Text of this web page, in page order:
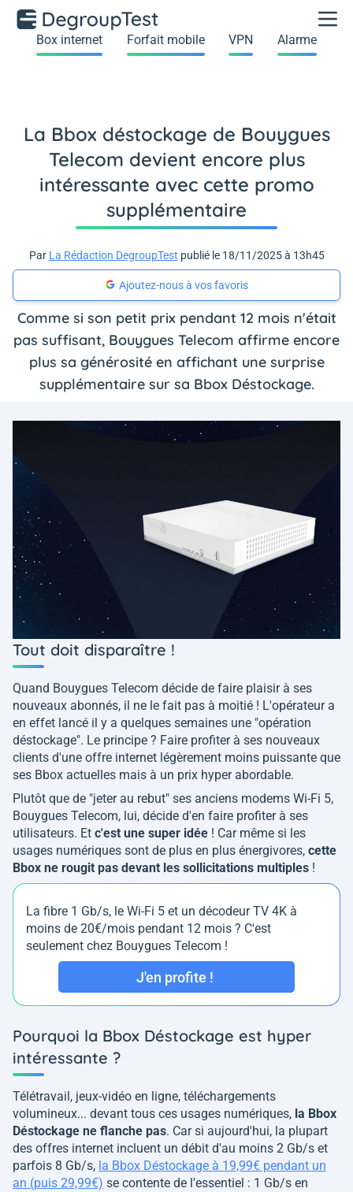
Box internet Forfait mobile VPN Alarme
La Bbox déstockage de Bouygues
Telecom devient encore plus
intéressante avec cette promo
supplémentaire
Par La Rédaction DegroupTest publié le 18/11/2025 à 13h45
Ajoutez-nous à vos favoris
Comme si son petit prix pendant 12 mois n'était
pas suffisant, Bouygues Telecom affirme encore
plus sa générosité en affichant une surprise
supplémentaire sur sa Bbox Déstockage.
Tout doit disparaître !
Quand Bouygues Telecom décide de faire plaisir à ses
nouveaux abonnés, il ne le fait pas à moitié ! L'opérateur a
en effet lancé il y a quelques semaines une "opération
déstockage". Le principe ? Faire profiter à ses nouveaux
clients d'une offre internet légèrement moins puissante que
ses Bbox actuelles mais à un prix hyper abordable.
Plutôt que de "jeter au rebut" ses anciens modems Wi-Fi 5,
Bouygues Telecom, lui, décide d'en faire profiter à ses
utilisateurs. Et c'est une super idée ! Car même si les
usages numériques sont de plus en plus énergivores, cette
Bbox ne rougit pas devant les sollicitations multiples !
La fibre 1 Gb/s, le Wi-Fi 5 et un décodeur TV 4K à
moins de 20€/mois pendant 12 mois ? C'est
seulement chez Bouygues Telecom !
J'en profite !
Pourquoi la Bbox Déstockage est hyper
intéressante ?
Télétravail, jeux-vidéo en ligne, téléchargements
volumineux... devant tous ces usages numériques, la Bbox
Déstockage ne flanche pas. Car si aujourd'hui, la plupart
des offres internet incluent un débit d'au moins 2 Gb/s et
parfois 8 Gb/s, la Bbox Déstockage à 19,99€ pendant un
an (puis 29,99€) se contente de l'essentiel : 1 Gb/s en